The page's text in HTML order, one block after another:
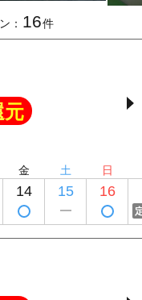
： 16件
元
金
14
土
15
日
16